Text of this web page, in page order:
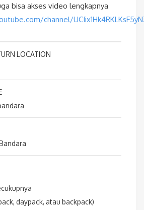
bisa akses video lengkapnya
channel/
LOCATION
daypack, atau backpack)